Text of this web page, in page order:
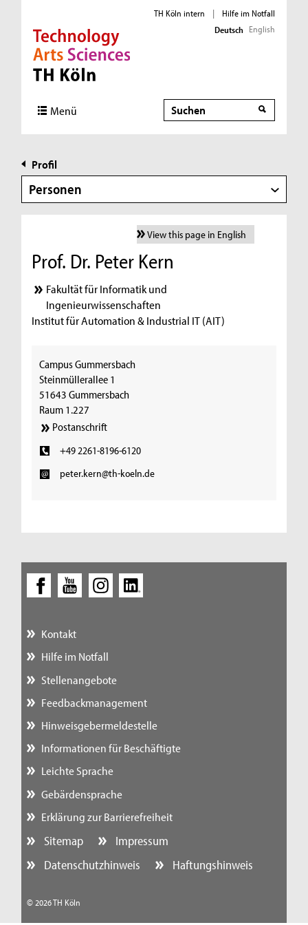
Direkt zur Hauptnavigation
Direkt zur Subnavigation
Direkt zum Inhalt
Direkt zum Fußbereich
TH Köln intern |
Hilfe im Notfall
Deutsch English
Menü Suche
Profil
Personen
View this page in English
Prof. Dr. Peter Kern
Fakultät für Informatik und
Ingenieurwissenschaften
Institut für Automation & Industrial IT (AIT)
Campus Gummersbach
Steinmüllerallee 1
51643 Gummersbach
Raum 1.227
Postanschrift
+49 2261-8196-6120
peter.kern@th-koeln.de
Kontakt
Hilfe im Notfall
Stellenangebote
Feedbackmanagement
Hinweisgebermeldestelle
Informationen für Beschäftigte
Leichte Sprache
Gebärdensprache
Erklärung zur Barrierefreiheit
Sitemap
Impressum
Datenschutzhinweis
Haftungshinweis
© 2026 TH Köln